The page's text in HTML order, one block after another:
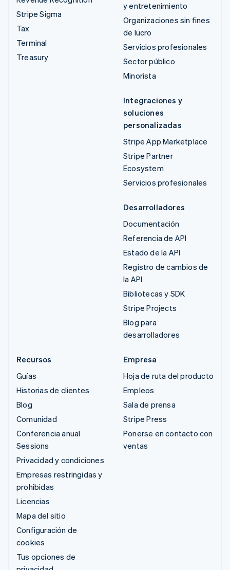
Stripe Sigma
Tax
Terminal
Treasury
y entretenimiento
Organizaciones sin fines
de lucro
Servicios profesionales
Sector público
Minorista
Integraciones y
soluciones
personalizadas
Stripe App Marketplace
Stripe Partner
Ecosystem
Servicios profesionales
Desarrolladores
Documentación
Referencia de API
Estado de la API
Registro de cambios de
la API
Bibliotecas y SDK
Stripe Projects
Blog para
desarrolladores
Recursos
Guías
Historias de clientes
Blog
Comunidad
Conferencia anual
Sessions
Privacidad y condiciones
Empresas restringidas y
prohibidas
Licencias
Mapa del sitio
Configuración de
cookies
Tus opciones de
Empresa
Hoja de ruta del producto
Empleos
Sala de prensa
Stripe Press
Ponerse en contacto con
ventas